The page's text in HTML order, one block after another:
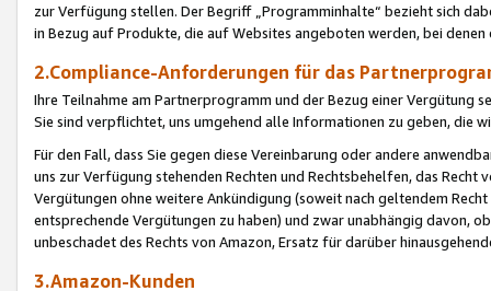
zur Verfügung stellen. Der Begriff „Programminhalte“ bezieht sich
in Bezug auf Produkte, die auf Websites angeboten werden, bei
2.Compliance-Anforderungen für das
Ihre Teilnahme am Partnerprogramm und der Bezug einer Vergütung
Sie sind verpflichtet, uns umgehend alle Informationen zu geben, die
Für den Fall, dass Sie gegen diese Vereinbarung oder andere
uns zur Verfügung stehenden Rechten und Rechtsbehelfen, das
Vergütungen ohne weitere Ankündigung (soweit nach geltendem
entsprechende Vergütungen zu haben) und zwar unabhängig davon,
unbeschadet des Rechts von Amazon, Ersatz für darüber
3.Amazon-Kunden